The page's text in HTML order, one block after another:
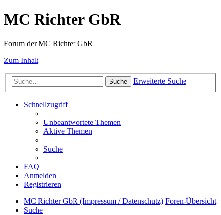
MC Richter GbR
Forum der MC Richter GbR
Zum Inhalt
Suche Erweiterte Suche
Schnellzugriff
Unbeantwortete Themen
Aktive Themen
Suche
FAQ
Anmelden
Registrieren
MC Richter GbR (Impressum / Datenschutz) Foren-Übersicht
Suche